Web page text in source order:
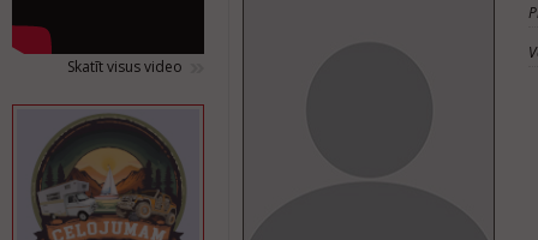
Skatīt visus video